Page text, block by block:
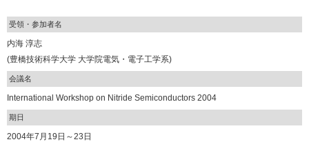
受領・参加者名
内海 淳志
(豊橋技術科学大学 大学院電気・電子工学系)
会議名
International Workshop on Nitride Semiconductors 2004
期日
2004年7月19日～23日